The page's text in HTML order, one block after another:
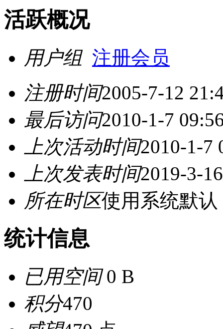
活跃概况
用户组 注册会员
注册时间2005-7-12
最后访问2010-1-7
上次活动时间2010-1-7
上次发表时间2019-3-
所在时区使用系统默认
统计信息
已用空间0 B
积分470